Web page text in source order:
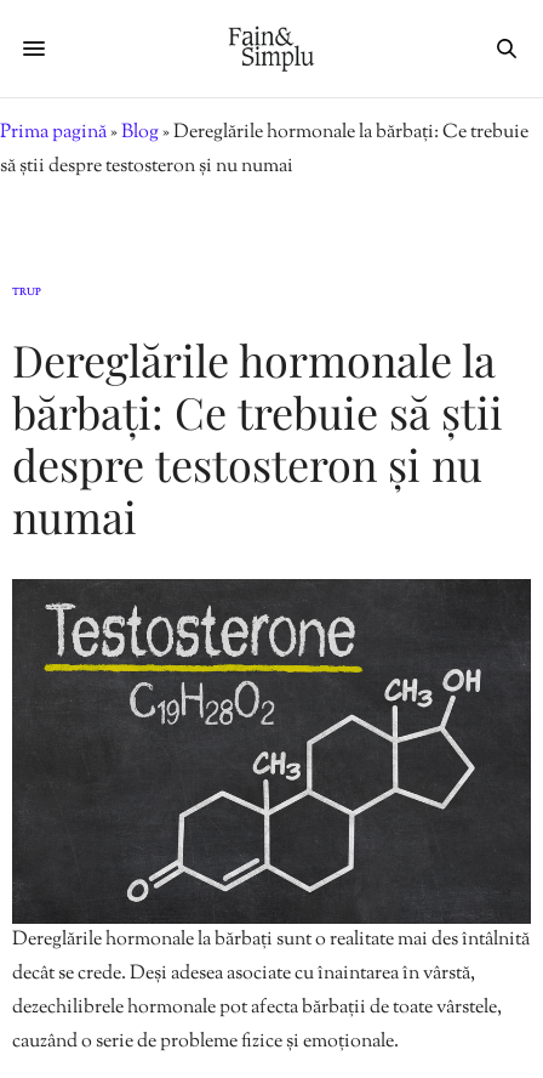
Prima pagină»Blog»Dereglările hormonale la bărbați: Ce trebuie
să știi despre testosteron și nu numai
TRUP
Dereglările hormonale la
bărbați: Ce trebuie să știi
despre testosteron și nu
numai
Dereglările hormonale la bărbați sunt o realitate mai des întâlnită
decât se crede. Deși adesea asociate cu înaintarea în vârstă,
dezechilibrele hormonale pot afecta bărbații de toate vârstele,
cauzând o serie de probleme fizice și emoționale.